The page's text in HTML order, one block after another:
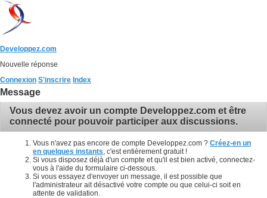
Developpez.com
Nouvelle réponse
Connexion S'inscrire Index
Message
Vous devez avoir un compte Developpez.com et être
connecté pour pouvoir participer aux discussions.
Vous n'avez pas encore de compte Developpez.com ? Créez-en un
en quelques instants , c'est entièrement gratuit !
Si vous disposez déjà d'un compte et qu'il est bien activé, connectez-
vous à l'aide du formulaire ci-dessous.
Si vous essayez d'envoyer un message, il est possible que
l'administrateur ait désactivé votre compte ou que celui-ci soit en
attente de validation.